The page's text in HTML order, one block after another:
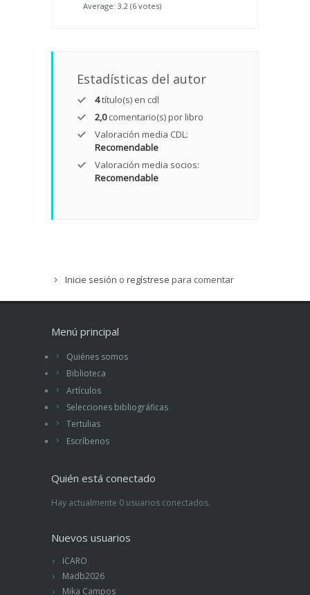
Average: 3.2 (6 votes)
Estadísticas del autor
4título(s) en cdl
2,0comentario(s) por libro
Valoración media CDL:
Recomendable
Valoración media socios:
Recomendable
Inicie sesión o regístrese para comentar
Menú principal
Quiénes somos
Biblioteca
Artículos
Selecciones bibliográficas
Tertulias
Escríbenos
Quién está conectado
Hay actualmente 0 usuarios conectados.
Nuevos usuarios
ICARO
Madb2026
Mika Campos